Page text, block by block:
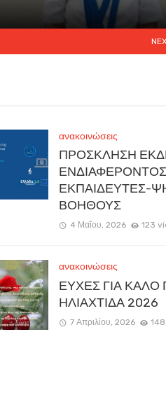
ανακοινώσεις
ΠΡΟΣΚΛΗΣΗ
ΕΝΔΙΑΦΕΡΟΝΤΟΣ
ΕΚΠΑΙΔΕΥΤΕΣ-
ΒΟΗΘΟΥΣ
4 Μαΐου, 2026 123
ανακοινώσεις
ΕΥΧΕΣ ΓΙΑ ΚΑΛΟ
ΗΛΙΑΧΤΙΔΑ 2026
7 Απριλίου, 2026